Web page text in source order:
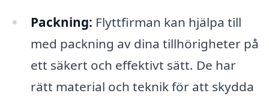
Packning: Flyttfirman kan hjälpa till
med packning av dina tillhörigheter på
ett säkert och effektivt sätt. De har
rätt material och teknik för att skydda